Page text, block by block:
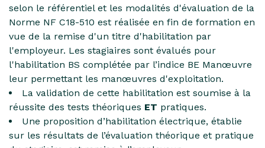
selon le référentiel et les modalités d'évaluation de la
Norme NF C18-510 est réalisée en fin de formation en
vue de la remise d'un titre d'habilitation par
l'employeur. Les stagiaires sont évalués pour
l'habilitation BS complétée par l’indice BE Manœuvre
leur permettant les manœuvres d'exploitation.
La validation de cette habilitation est soumise à la
réussite des tests théoriques ET pratiques.
Une proposition d’habilitation électrique, établie
sur les résultats de l’évaluation théorique et pratique